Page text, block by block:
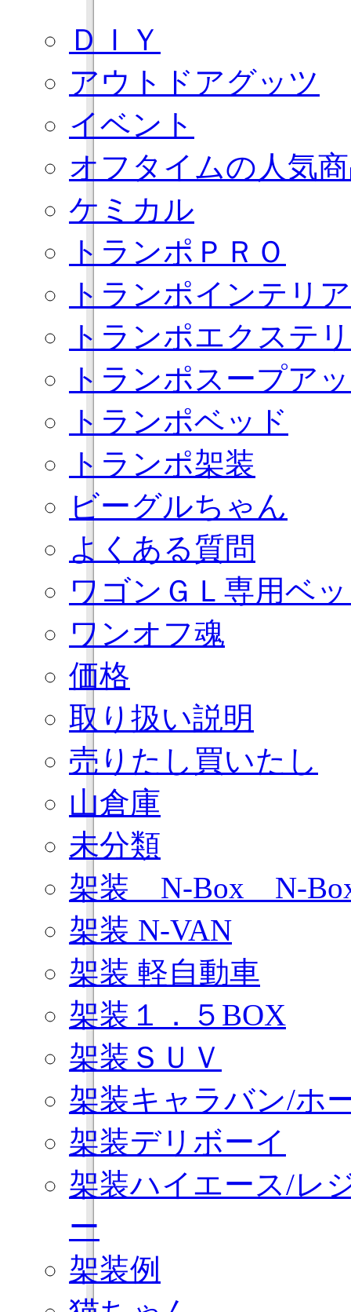
ＤＩＹ
アウトドアグッツ
イベント
オフタイムの人気
ケミカル
トランポＰＲＯ
トランポインテリア
トランポエクステ
トランポスープア
トランポベッド
トランポ架装
ビーグルちゃん
よくある質問
ワゴンＧＬ専用ベ
ワンオフ魂
価格
取り扱い説明
売りたし買いたし
山倉庫
未分類
架装 N-Box N-
架装 N-VAN
架装 軽自動車
架装１．５BOX
架装ＳＵＶ
架装キャラバン/ホ
架装デリボーイ
架装ハイエース/レ
ー
架装例